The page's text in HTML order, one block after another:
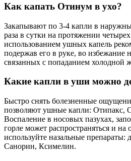
Как капать Отинум в ухо?
Закапывают по 3-4 капли в
раза в сутки на протяжении
использованием ушных капель
подержав его в руке, во
связанных с попаданием холодной
Какие капли в уши можно
Быстро снять болезненные
позволяют ушные капли: Отипакс,
Воспаление в носовых пазухах,
горле может распространяться и на
используйте назальные препараты:
Санорин, Ксимелин.